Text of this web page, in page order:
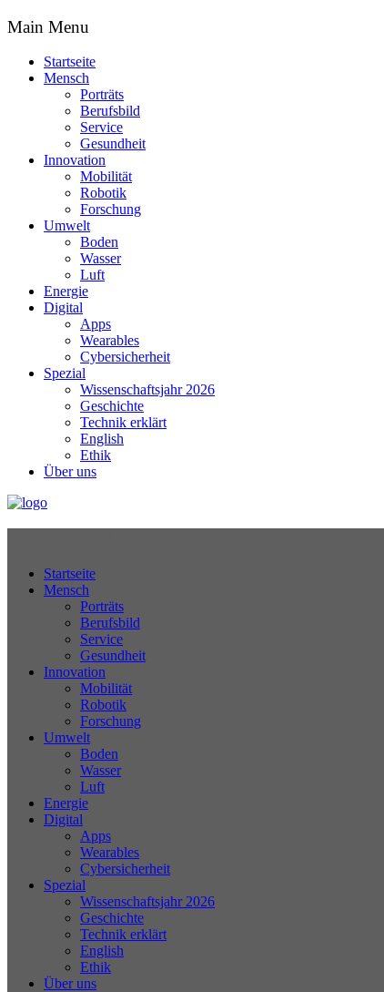
Main Menu
Startseite
Mensch
Porträts
Berufsbild
Service
Gesundheit
Innovation
Mobilität
Robotik
Forschung
Umwelt
Boden
Wasser
Luft
Energie
Digital
Apps
Wearables
Cybersicherheit
Spezial
Wissenschaftsjahr 2026
Geschichte
Technik erklärt
English
Ethik
Über uns
Startseite
Mensch
Porträts
Berufsbild
Service
Gesundheit
Innovation
Mobilität
Robotik
Forschung
Umwelt
Boden
Wasser
Luft
Energie
Digital
Apps
Wearables
Cybersicherheit
Spezial
Wissenschaftsjahr 2026
Geschichte
Technik erklärt
English
Ethik
Über uns